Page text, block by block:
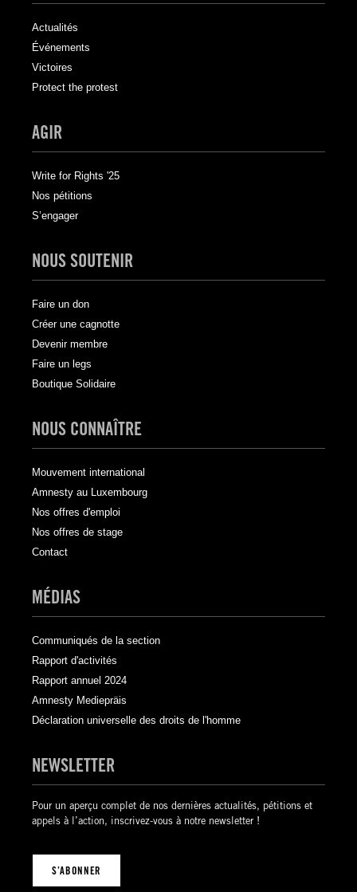
Actualités
Événements
Victoires
Protect the protest
AGIR
Write for Rights '25
Nos pétitions
S’engager
NOUS SOUTENIR
Faire un don
Créer une cagnotte
Devenir membre
Faire un legs
Boutique Solidaire
NOUS CONNAÎTRE
Mouvement international
Amnesty au Luxembourg
Nos offres d'emploi
Nos offres de stage
Contact
MÉDIAS
Communiqués de la section
Rapport d'activités
Rapport annuel 2024
Amnesty Mediepräis
Déclaration universelle des droits de l'homme
NEWSLETTER
Pour un aperçu complet de nos dernières actualités, pétitions et
appels à l’action, inscrivez-vous à notre newsletter !
S’ABONNER